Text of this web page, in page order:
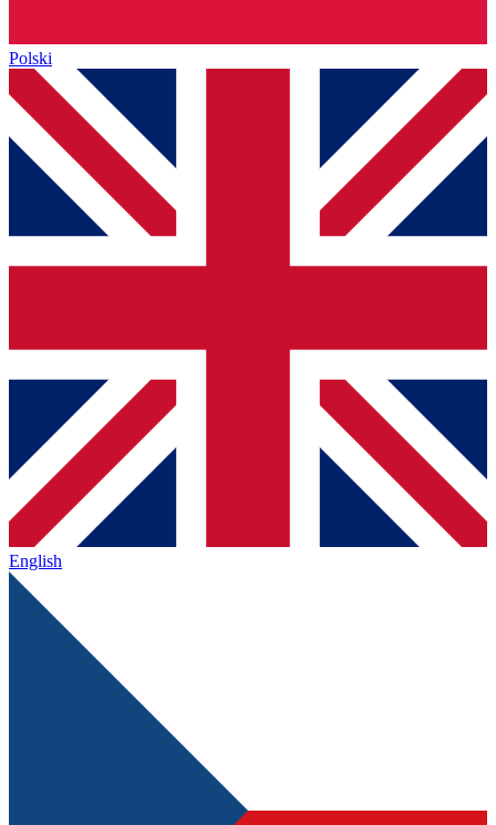
Polski
English